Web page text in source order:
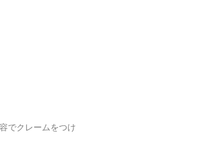
でクレームをつけ